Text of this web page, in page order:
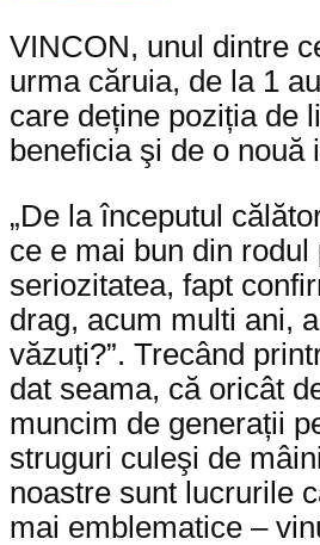
VINCON, unul dintre
urma căruia, de la 1
care deține poziția de
beneficia şi de o
„De la începutul
ce e mai bun din
seriozitatea, fapt
drag, acum multi ani,
văzuți?”. Trecând
dat seama, că oricât
muncim de generații
struguri culeşi de
noastre sunt lucrurile
mai emblematice –